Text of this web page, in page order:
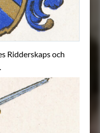
Ridderskaps och